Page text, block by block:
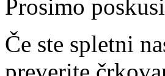
Prosimo
Če ste spletni